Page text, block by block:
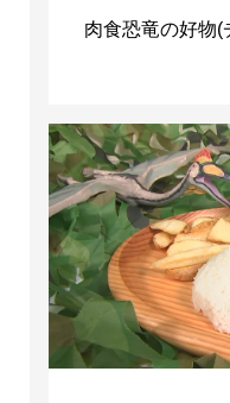
肉食恐竜の好物